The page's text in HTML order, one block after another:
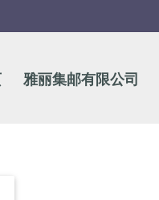
雅丽集邮有限公司